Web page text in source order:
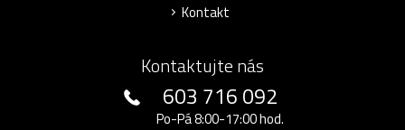
Kontakt
Kontaktujte nás
603 716 092
Po-Pá 8:00-17:00 hod.